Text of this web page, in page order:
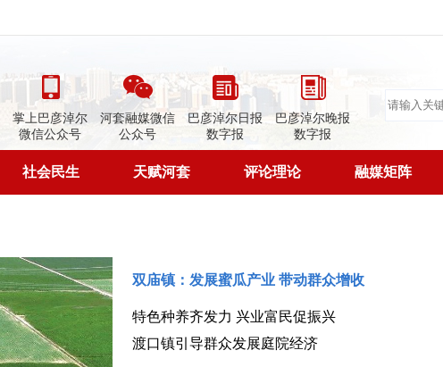
掌上巴彦淖尔
微信公众号
河套融媒微信
公众号
巴彦淖尔日报
数字报
巴彦淖尔晚报
数字报
社会民生 天赋河套 评论理论 融媒矩阵
双庙镇：发展蜜瓜产业 带动群众增收
特色种养齐发力 兴业富民促振兴
渡口镇引导群众发展庭院经济